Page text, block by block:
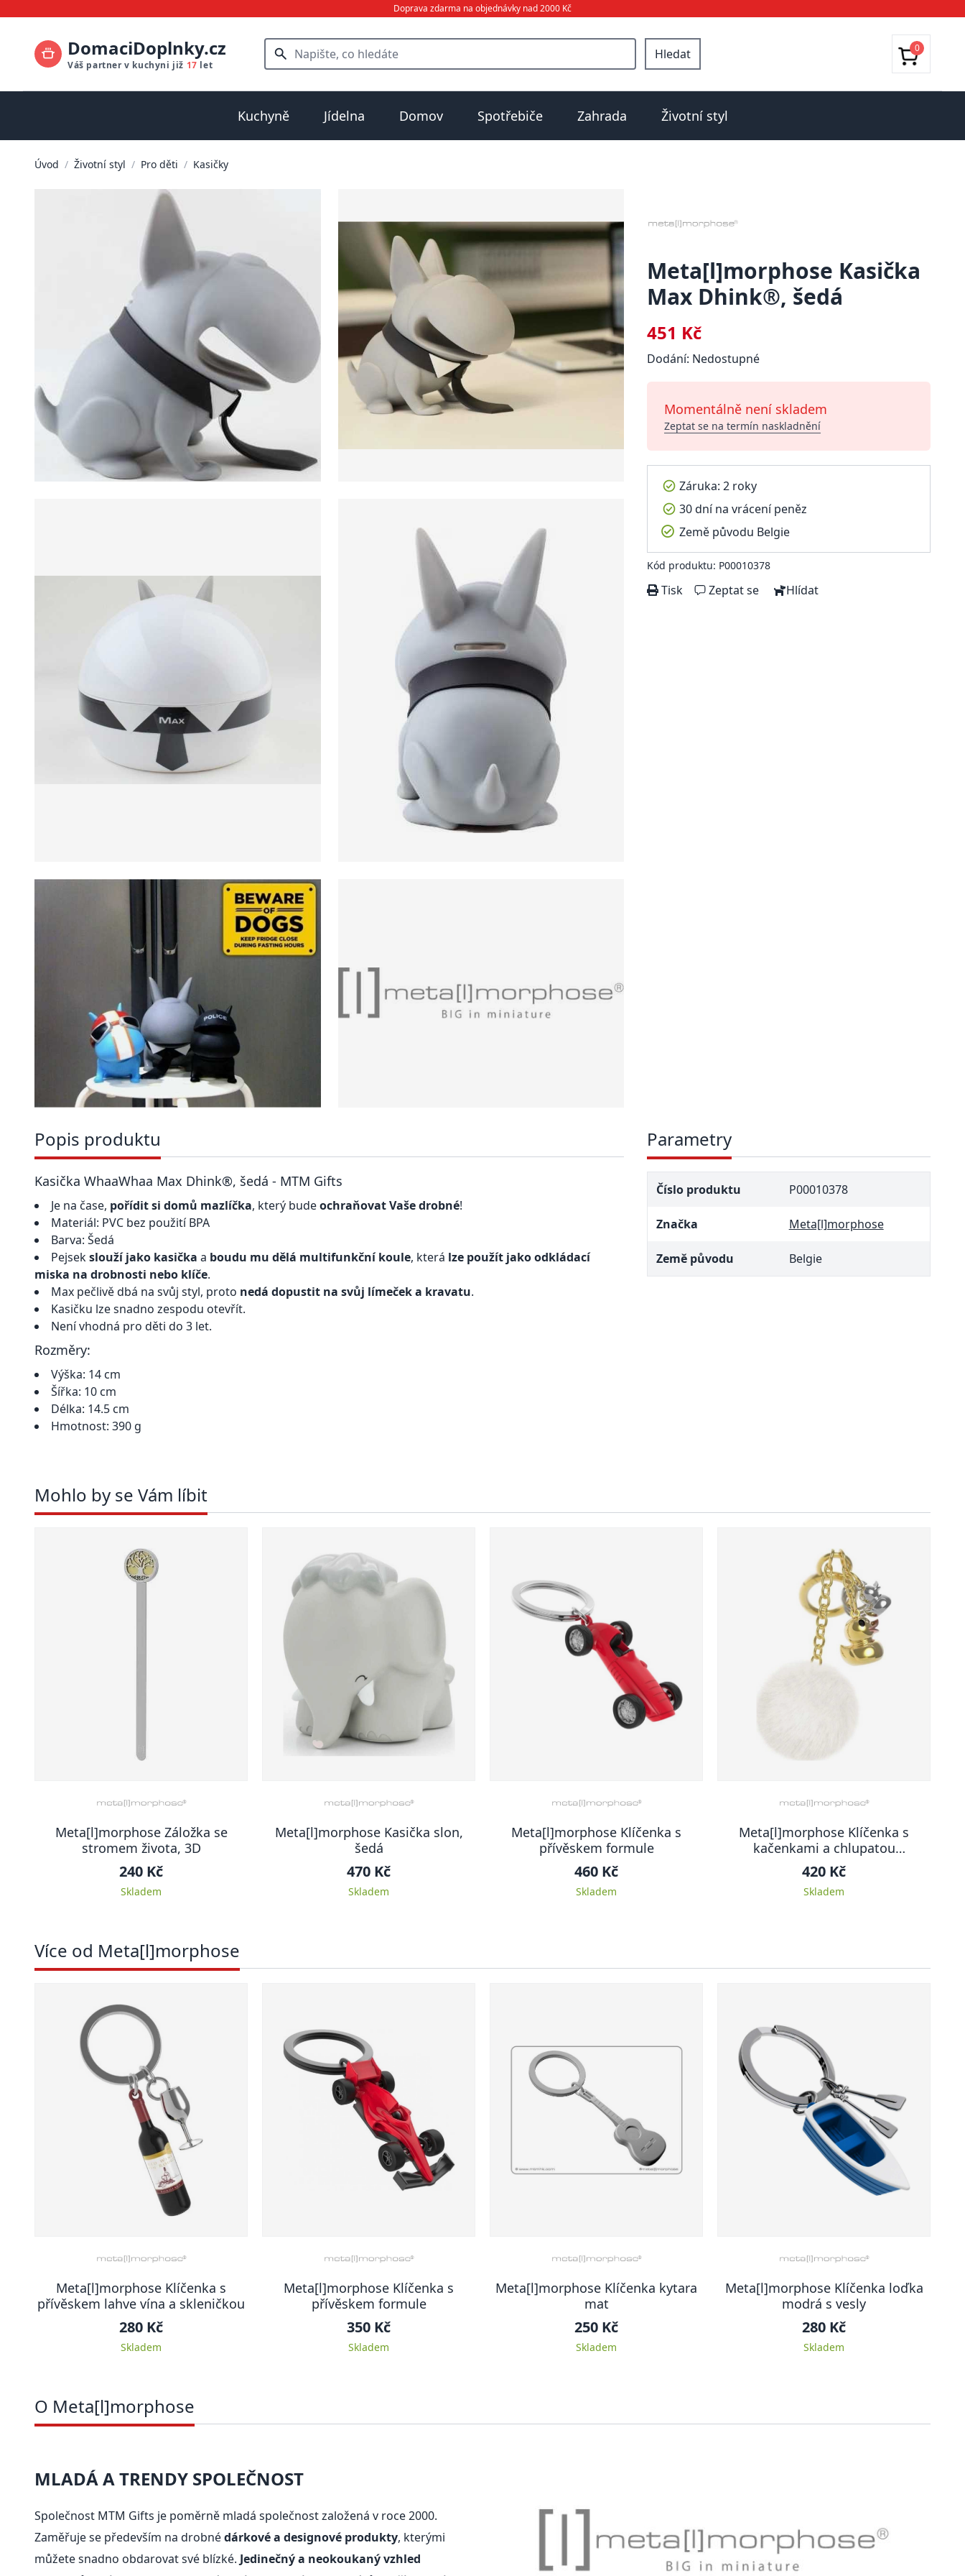
Doprava zdarma na objednávky nad 2000 Kč
DomaciDoplnky.cz
Váš partner v kuchyni již 17 let
Hledat 0
Kuchyně Jídelna Domov Spotřebiče Zahrada Životní styl
Úvod / Životní styl / Pro děti / Kasičky
Meta[l]morphose Kasička
Max Dhink®, šedá
451 Kč
Dodání: Nedostupné
Momentálně není skladem
Zeptat se na termín naskladnění
Záruka: 2 roky
30 dní na vrácení peněz
Země původu Belgie
Kód produktu: P00010378
Tisk Zeptat se Hlídat
Popis produktu
Kasička WhaaWhaa Max Dhink®, šedá - MTM Gifts
Je na čase, pořídit si domů mazlíčka, který budeochraňovat Vaše drobné!
Materiál: PVC bez použití BPA
Barva: Šedá
Pejsekslouží jako kasička a boudu mu dělá multifunkční koule, která lze použít jako odkládací
miska na drobnosti nebo klíče.
Max pečlivě dbá na svůj styl, proto nedá dopustit na svůj límeček a kravatu.
Kasičku lze snadno zespodu otevřít.
Není vhodná pro děti do 3 let.
Rozměry:
Výška: 14 cm
Šířka: 10 cm
Délka: 14.5 cm
Hmotnost: 390 g
Parametry
Číslo produktu P00010378
Značka Meta[l]morphose
Země původu Belgie
Mohlo by se Vám líbit
Meta[l]morphose Záložka se
stromem života, 3D
240 Kč
Skladem
Meta[l]morphose Kasička slon,
šedá
470 Kč
Skladem
Meta[l]morphose Klíčenka s
přívěskem formule
460 Kč
Skladem
Meta[l]morphose Klíčenka s
kačenkami a chlupatou
bambulkou
420 Kč
Skladem
Více od Meta[l]morphose
Meta[l]morphose Klíčenka s
přívěskem lahve vína a skleničkou
280 Kč
Skladem
Meta[l]morphose Klíčenka s
přívěskem formule
350 Kč
Skladem
Meta[l]morphose Klíčenka kytara
mat
250 Kč
Skladem
Meta[l]morphose Klíčenka loďka
modrá s vesly
280 Kč
Skladem
O Meta[l]morphose
MLADÁ A TRENDY SPOLEČNOST
Společnost MTM Gifts je poměrně mladá společnost založená v roce 2000.
Zaměřuje se především na drobnédárkové a designové produkty, kterými
můžete snadno obdarovat své blízké. Jedinečný a neokoukaný vzhled